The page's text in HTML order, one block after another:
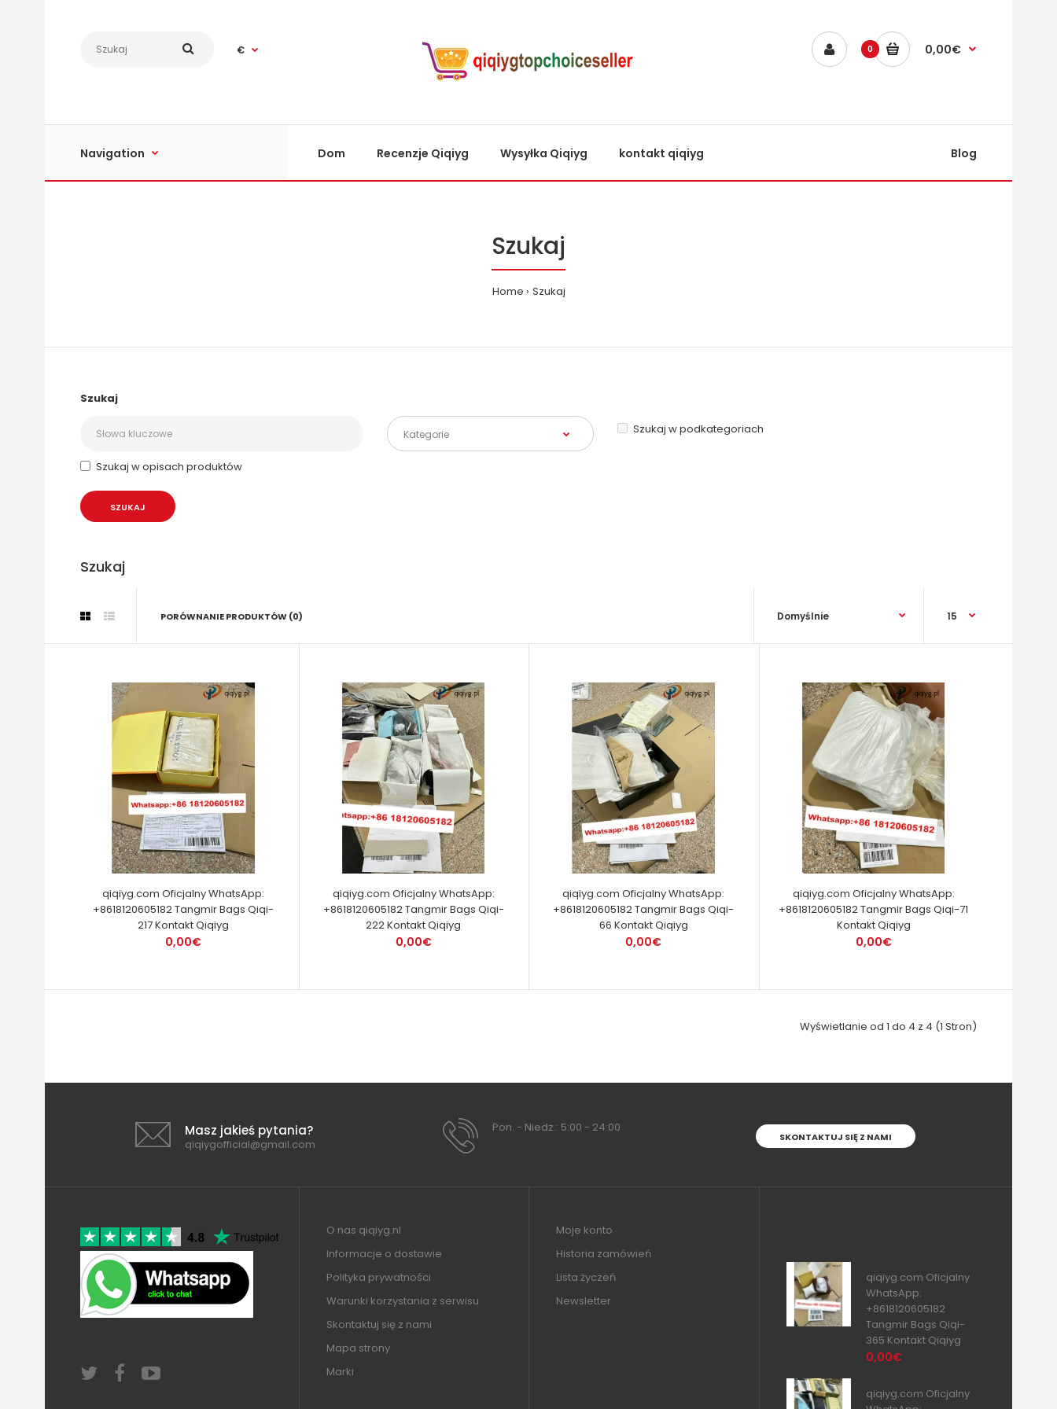
€ 0 0,00€
Navigation Dom Recenzje Qiqiyg Wysyłka Qiqiyg kontakt qiqiyg Blog
Szukaj
Home Szukaj
Szukaj
Szukaj w podkategoriach
Szukaj w opisach produktów
Szukaj
PORÓWNANIE PRODUKTÓW (0)
qiqiyg.com Oficjalny WhatsApp:
+8618120605182 Tangmir Bags Qiqi-
217 Kontakt Qiqiyg
0,00€
qiqiyg.com Oficjalny WhatsApp:
+8618120605182 Tangmir Bags Qiqi-
222 Kontakt Qiqiyg
0,00€
qiqiyg.com Oficjalny WhatsApp:
+8618120605182 Tangmir Bags Qiqi-
66 Kontakt Qiqiyg
0,00€
qiqiyg.com Oficjalny WhatsApp:
+8618120605182 Tangmir Bags Qiqi-71
Kontakt Qiqiyg
0,00€
Wyświetlanie od 1 do 4 z 4 (1 Stron)
Masz jakieś pytania?
qiqiygofficial@gmail.com
Pon. - Niedz.: 5:00 - 24:00
SKONTAKTUJ SIĘ Z NAMI
O nas qiqiyg.nl
Informacje o dostawie
Polityka prywatności
Warunki korzystania z serwisu
Skontaktuj się z nami
Mapa strony
Marki
Moje konto
Historia zamówień
Lista życzeń
Newsletter
qiqiyg.com Oficjalny
WhatsApp:
+8618120605182
Tangmir Bags Qiqi-
365 Kontakt Qiqiyg
0,00€
qiqiyg.com Oficjalny